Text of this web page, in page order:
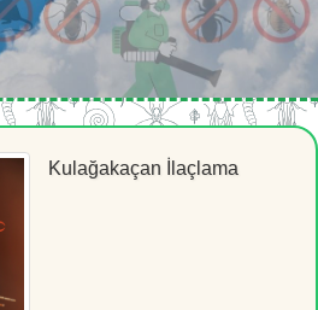
Kulağakaçan İlaçlama